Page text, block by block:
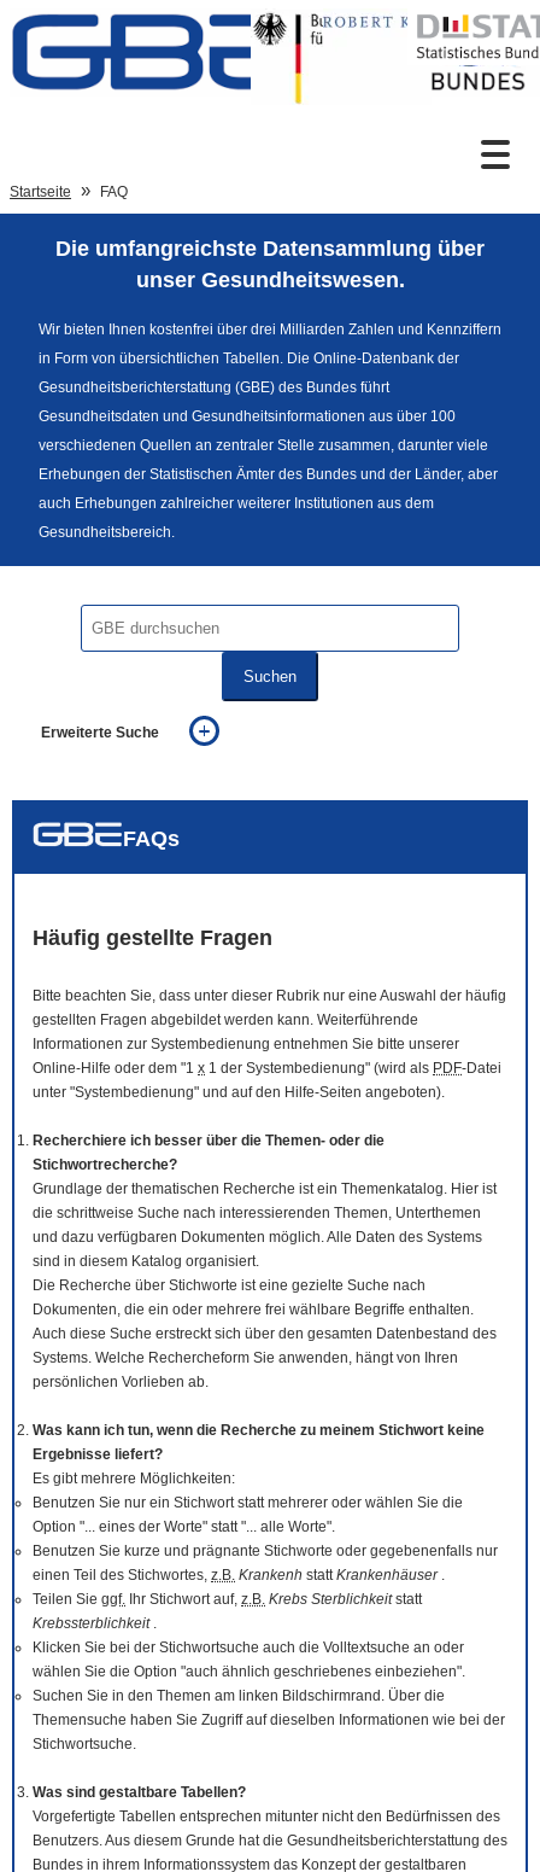
Zum Inhalt
Sprachumschaltung
Fußzeile
Startseite FAQ
Die umfangreichste Datensammlung über
unser Gesundheitswesen.
Wir bieten Ihnen kostenfrei über drei Milliarden Zahlen und Kennziffern
in Form von übersichtlichen Tabellen. Die Online-Datenbank der
Gesundheitsberichterstattung (GBE) des Bundes führt
Gesundheitsdaten und Gesundheitsinformationen aus über 100
verschiedenen Quellen an zentraler Stelle zusammen, darunter viele
Erhebungen der Statistischen Ämter des Bundes und der Länder, aber
auch Erhebungen zahlreicher weiterer Institutionen aus dem
Gesundheitsbereich.
Suchen
Erweiterte Suche
auch in allen Texten suchen (Volltextsuche)
FAQs
Häufig gestellte Fragen
Bitte beachten Sie, dass unter dieser Rubrik nur eine Auswahl der häufig
gestellten Fragen abgebildet werden kann. Weiterführende
Informationen zur Systembedienung entnehmen Sie bitte unserer
Online-Hilfe oder dem "1 x 1 der Systembedienung" (wird als PDF-Datei
unter "Systembedienung" und auf den Hilfe-Seiten angeboten).
Recherchiere ich besser über die Themen- oder die
Stichwortrecherche?
Grundlage der thematischen Recherche ist ein Themenkatalog. Hier ist
die schrittweise Suche nach interessierenden Themen, Unterthemen
und dazu verfügbaren Dokumenten möglich. Alle Daten des Systems
sind in diesem Katalog organisiert.
Die Recherche über Stichworte ist eine gezielte Suche nach
Dokumenten, die ein oder mehrere frei wählbare Begriffe enthalten.
Auch diese Suche erstreckt sich über den gesamten Datenbestand des
Systems. Welche Rechercheform Sie anwenden, hängt von Ihren
persönlichen Vorlieben ab.
Was kann ich tun, wenn die Recherche zu meinem Stichwort keine
Ergebnisse liefert?
Es gibt mehrere Möglichkeiten:
Benutzen Sie nur ein Stichwort statt mehrerer oder wählen Sie die
Option "... eines der Worte" statt "... alle Worte".
Benutzen Sie kurze und prägnante Stichworte oder gegebenenfalls nur
einen Teil des Stichwortes, z.B. Krankenh stattKrankenhäuser .
Teilen Sie ggf. Ihr Stichwort auf, z.B. Krebs Sterblichkeitstatt
Krebssterblichkeit .
Klicken Sie bei der Stichwortsuche auch die Volltextsuche an oder
wählen Sie die Option "auch ähnlich geschriebenes einbeziehen".
Suchen Sie in den Themen am linken Bildschirmrand. Über die
Themensuche haben Sie Zugriff auf dieselben Informationen wie bei der
Stichwortsuche.
Was sind gestaltbare Tabellen?
Vorgefertigte Tabellen entsprechen mitunter nicht den Bedürfnissen des
Benutzers. Aus diesem Grunde hat die Gesundheitsberichterstattung des
Bundes in ihrem Informationssystem das Konzept der gestaltbaren